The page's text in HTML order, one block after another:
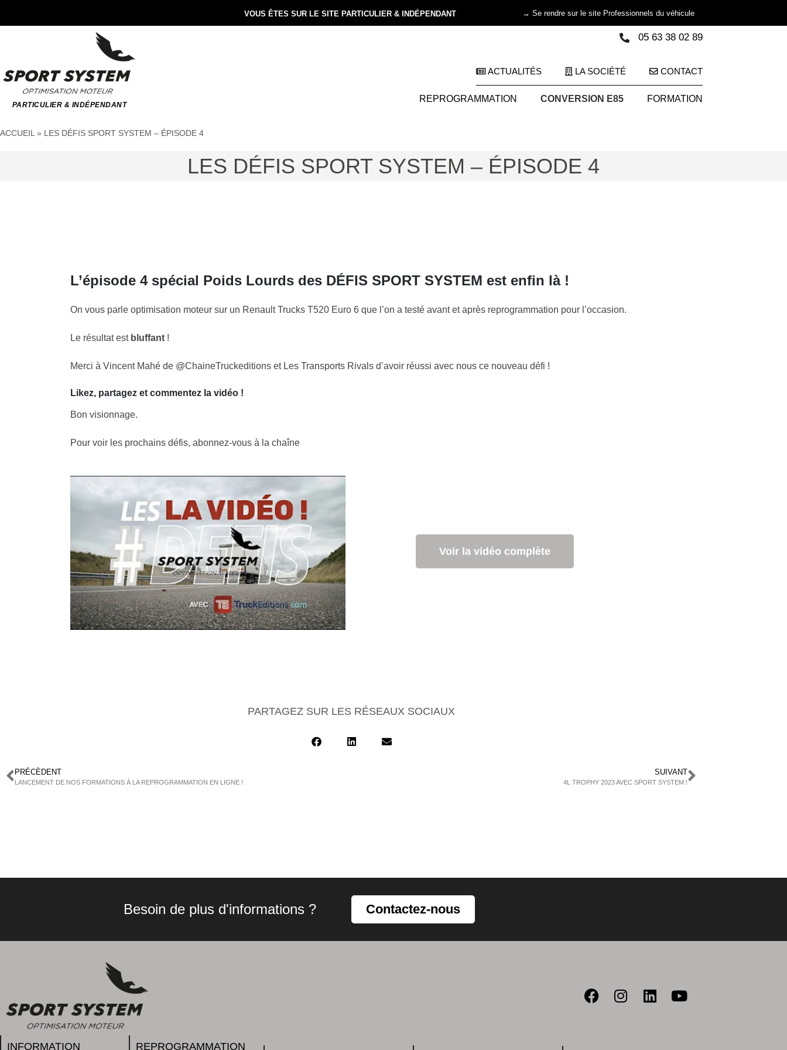
VOUS ÊTES SUR LE SITE PARTICULIER & INDÉPENDANT → Se rendre sur le site Professionnels du véhicule
PARTICULIER & INDÉPENDANT
05 63 38 02 89
ACTUALITÉS LA SOCIÉTÉ CONTACT
REPROGRAMMATION CONVERSION E85 FORMATION
ACCUEIL» LES DÉFIS SPORT SYSTEM – ÉPISODE 4
LES DÉFIS SPORT SYSTEM – ÉPISODE 4
L’épisode 4 spécial Poids Lourds des DÉFIS SPORT SYSTEM est enfin là !
On vous parle optimisation moteur sur un Renault Trucks T520 Euro 6 que l’on a testé avant et après reprogrammation pour l’occasion.
Le résultat est bluffant !
Merci à Vincent Mahé de @ChaineTruckeditions et Les Transports Rivals d’avoir réussi avec nous ce nouveau défi !
Likez, partagez et commentez la vidéo !
Bon visionnage.
Pour voir les prochains défis, abonnez-vous à la chaîne
Voir la vidéo complète
PARTAGEZ SUR LES RÉSEAUX SOCIAUX
PRÉCÈDENT
LANCEMENT DE NOS FORMATIONS À LA REPROGRAMMATION EN LIGNE !
SUIVANT
4L TROPHY 2023 AVEC SPORT SYSTEM !
Besoin de plus d'informations ? Contactez-nous
INFORMATION REPROGRAMMATION